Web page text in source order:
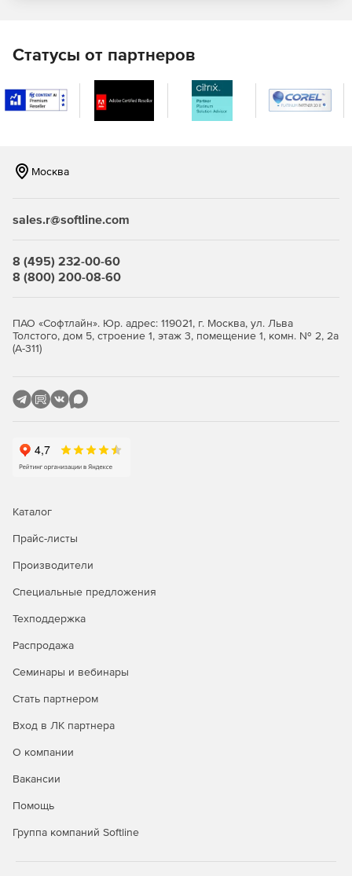
Статусы от партнеров
Москва
sales.r@softline.com
8 (495) 232-00-60
8 (800) 200-08-60
ПАО «Софтлайн». Юр. адрес: 119021, г. Москва, ул. Льва
Толстого, дом 5, строение 1, этаж 3, помещение 1, комн. № 2, 2а
(А-311)
Каталог
Прайс-листы
Производители
Специальные предложения
Техподдержка
Распродажа
Семинары и вебинары
Стать партнером
Вход в ЛК партнера
О компании
Вакансии
Помощь
Группа компаний Softline